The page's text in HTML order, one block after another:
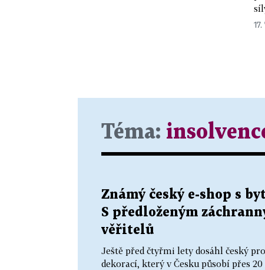
Téma:
Známý český e-shop s
S předloženým
věřitelů
Ještě před čtyřmi lety dosáhl český
dekorací, který v Česku působí přes